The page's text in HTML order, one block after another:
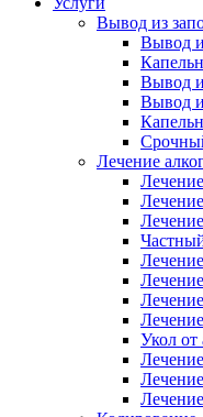
Вывод из
Вывод
Вывод
Вывод
Лечение
Укол от